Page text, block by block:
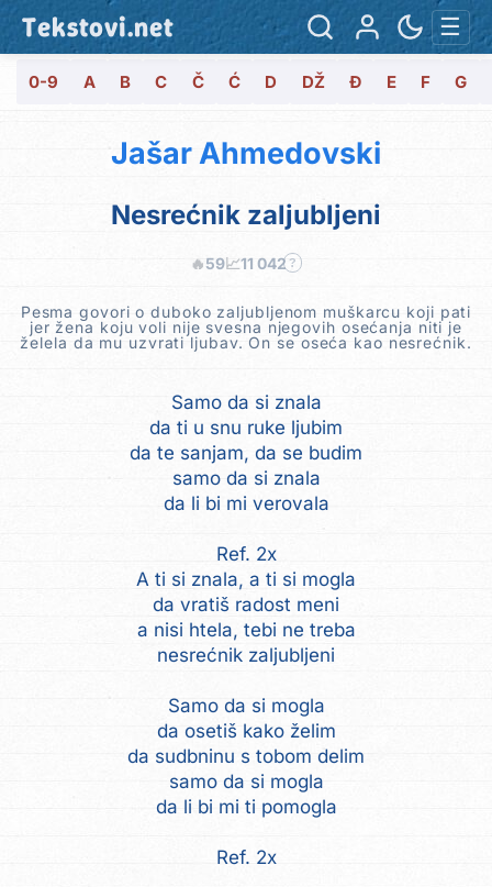
Tekstovi.net ☰
0-9 A B C Č Ć D DŽ Đ E F G
Jašar Ahmedovski
Nesrećnik zaljubljeni
🔥59📈11 042 ?
Pesma govori o duboko zaljubljenom muškarcu koji pati
jer žena koju voli nije svesna njegovih osećanja niti je
želela da mu uzvrati ljubav. On se oseća kao nesrećnik.
Samo da si znala
da ti u snu ruke ljubim
da te sanjam, da se budim
samo da si znala
da li bi mi verovala
Ref. 2x
A ti si znala, a ti si mogla
da vratiš radost meni
a nisi htela, tebi ne treba
nesrećnik zaljubljeni
Samo da si mogla
da osetiš kako želim
da sudbninu s tobom delim
samo da si mogla
da li bi mi ti pomogla
Ref. 2x